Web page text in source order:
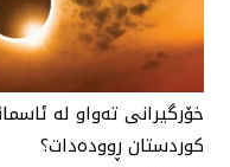
خۆرگیرانی تەواو لە
كوردستان ڕوودەدات؟